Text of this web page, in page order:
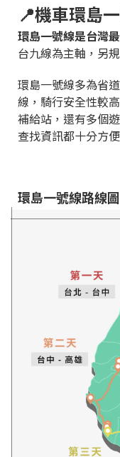
📍機車環島
環島一號線是台灣
台九線為主軸，另
環島一號線多為省
線，騎行安全性較
補給站，還有多個
查找資訊都十分方便
環島一號線路線圖